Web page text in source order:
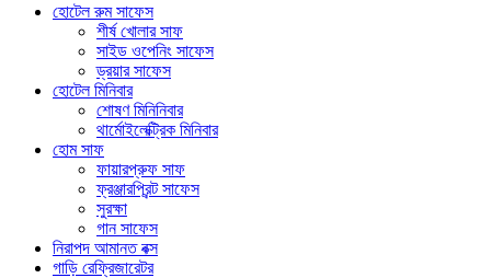
হোটেল রুম সাফেস
শীর্ষ খোলার সাফ
সাইড ওপেনিং সাফেস
ড্রয়ার সাফেস
হোটেল মিনিবার
শোষণ মিনিনিবার
থার্মোইলেক্ট্রিক মিনিবার
হোম সাফ
ফায়ারপ্রুফ সাফ
ফ্রঞ্জারপ্রিন্ট সাফেস
সুরক্ষা
গান সাফেস
নিরাপদ আমানত বক্স
গাড়ি রেফ্রিজারেটর